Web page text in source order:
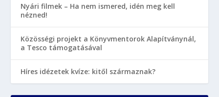
Nyári filmek – Ha nem ismered, idén meg kell
nézned!
Közösségi projekt a Könyvmentorok Alapítványnál,
a Tesco támogatásával
Híres idézetek kvíze: kitől származnak?